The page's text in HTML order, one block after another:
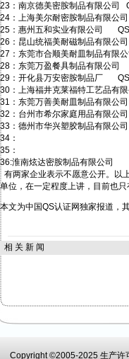
23：南京德美密胺制品有限公司
24：上海美尔耐密胺制品有限公
25：惠州五和实业有限公司
26：昆山统福美耐磁制品有限公
27：东莞市合顺美耐皿制品有限
28：东莞万盈餐具制品有限公
29：开化县万安密胺制品厂
30：上海福井克莱福特工艺品有
31：东莞万善美耐皿制品有限公
32：台州市希尔家庭用品有限公
33：德州市华兴塑胶制品有限公
34：
35：
36:淮南炫达密胺制品有限公司
有两家企业表示不愿意公开。以
单位，在一定程度上讲，目前也
本文为中国QS认证网独家报道，
相 关 新 闻
Copyright ©2005-2025 生产许